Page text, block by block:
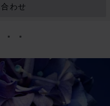
わせ
4 5 6
SLIDE 7
TO SLIDE 8
GO TO SLIDE 9
GO TO SLIDE 10